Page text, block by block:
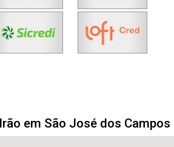
em São José dos Campos